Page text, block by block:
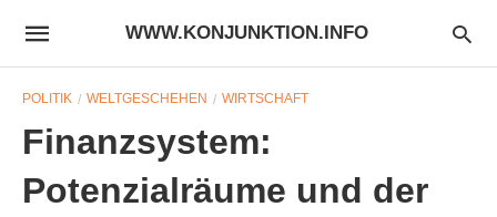
WWW.KONJUNKTION.INFO
POLITIK WELTGESCHEHEN WIRTSCHAFT
Finanzsystem:
Potenzialräume und der